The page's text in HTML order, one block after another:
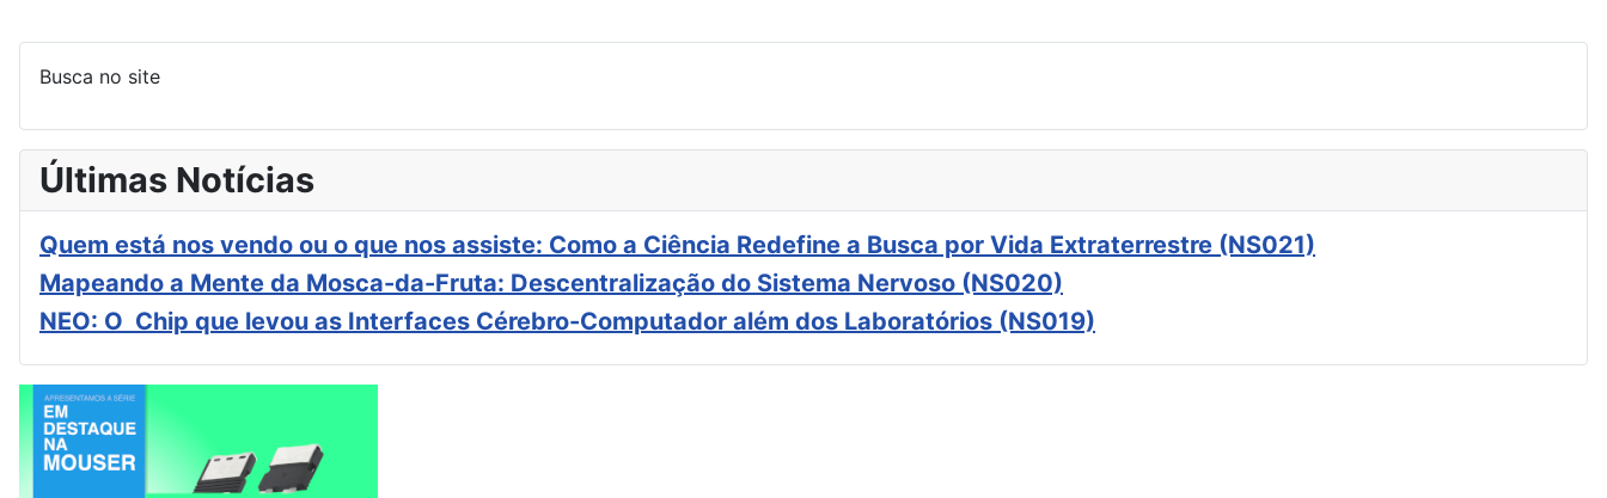
Busca no site
Últimas Notícias
Quem está nos vendo ou o que nos assiste: Como a Ciência Redefine a Busca por Vida Extraterrestre (NS021)
Mapeando a Mente da Mosca-da-Fruta: Descentralização do Sistema Nervoso (NS020)
NEO: O Chip que levou as Interfaces Cérebro-Computador além dos Laboratórios (NS019)